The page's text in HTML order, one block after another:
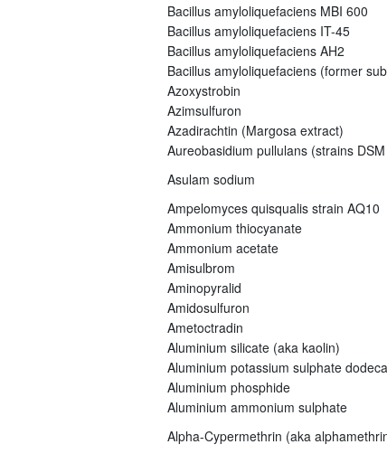
Bacillus amyloliquefaciens MBI 600
Bacillus amyloliquefaciens IT-45
Bacillus amyloliquefaciens AH2
Bacillus amyloliquefaciens (former
Azoxystrobin
Azimsulfuron
Azadirachtin (Margosa extract)
Aureobasidium pullulans (strains
Asulam sodium
Ampelomyces quisqualis strain AQ10
Ammonium thiocyanate
Ammonium acetate
Amisulbrom
Aminopyralid
Amidosulfuron
Ametoctradin
Aluminium silicate (aka kaolin)
Aluminium potassium sulphate
Aluminium phosphide
Aluminium ammonium sulphate
Alpha-Cypermethrin (aka